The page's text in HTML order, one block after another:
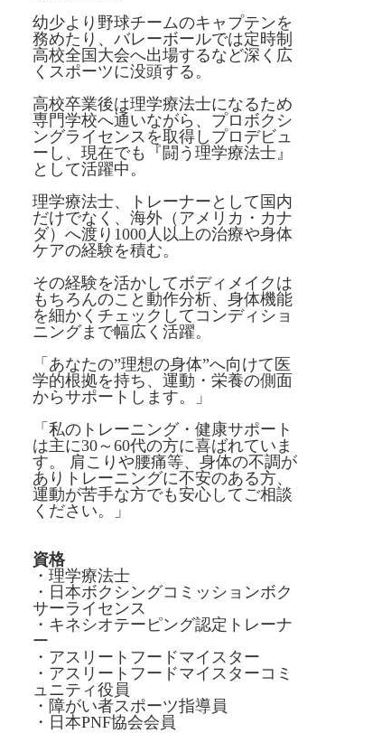
幼少より野球チームのキャプテンを
務めたり、バレーボールでは定時制
高校全国大会へ出場するなど深く広
くスポーツに没頭する。
高校卒業後は理学療法士になるため
専門学校へ通いながら、プロボクシ
ングライセンスを取得しプロデビュ
ーし、現在でも『闘う理学療法士』
として活躍中。
理学療法士、トレーナーとして国内
だけでなく、海外（アメリカ・カナ
ダ）へ渡り1000人以上の治療や身体
ケアの経験を積む。
その経験を活かしてボディメイクは
もちろんのこと動作分析、身体機能
を細かくチェックしてコンディショ
ニングまで幅広く活躍。
「あなたの”理想の身体”へ向けて医
学的根拠を持ち、運動・栄養の側面
からサポートします。」
「私のトレーニング・健康サポート
は主に30～60代の方に喜ばれていま
す。 肩こりや腰痛等、身体の不調が
ありトレーニングに不安のある方、
運動が苦手な方でも安心してご相談
ください。」
資格
・理学療法士
・日本ボクシングコミッションボク
サーライセンス
・キネシオテーピング認定トレーナ
ー
・アスリートフードマイスター
・アスリートフードマイスターコミ
ュニティ役員
・障がい者スポーツ指導員
・日本PNF協会会員